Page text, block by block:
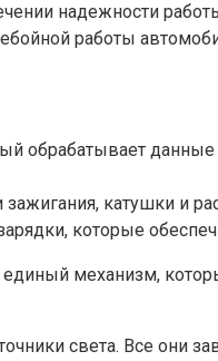
надежности
работы
обрабатывает
катушки и
которые
механизм,
света. Все они